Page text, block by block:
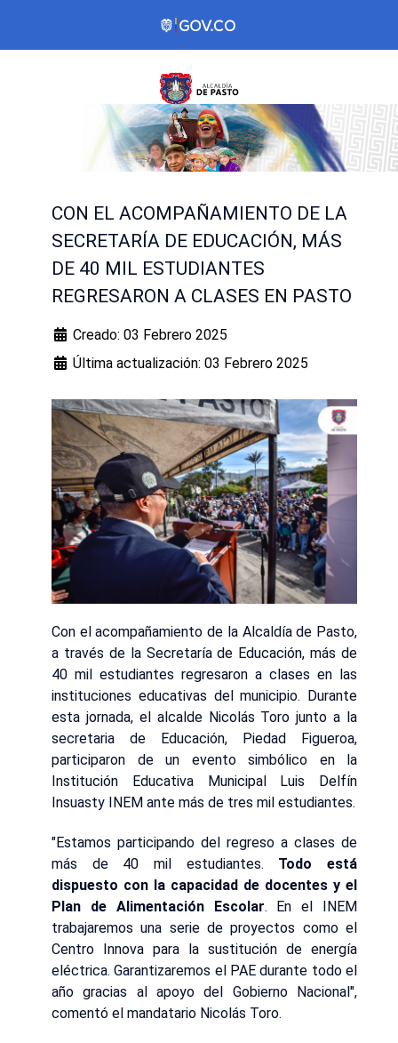
CON EL ACOMPAÑAMIENTO DE LA
SECRETARÍA DE EDUCACIÓN, MÁS
DE 40 MIL ESTUDIANTES
REGRESARON A CLASES EN PASTO
Creado: 03 Febrero 2025
Última actualización: 03 Febrero 2025
Con el acompañamiento de la Alcaldía de Pasto,
a través de la Secretaría de Educación, más de
40 mil estudiantes regresaron a clases en las
instituciones educativas del municipio. Durante
esta jornada, el alcalde Nicolás Toro junto a la
secretaria de Educación, Piedad Figueroa,
participaron de un evento simbólico en la
Institución Educativa Municipal Luis Delfín
Insuasty INEM ante más de tres mil estudiantes.
"Estamos participando del regreso a clases de
más de 40 mil estudiantes. Todo está
dispuesto con la capacidad de docentes y el
Plan de Alimentación Escolar. En el INEM
trabajaremos una serie de proyectos como el
Centro Innova para la sustitución de energía
eléctrica. Garantizaremos el PAE durante todo el
año gracias al apoyo del Gobierno Nacional",
comentó el mandatario Nicolás Toro.